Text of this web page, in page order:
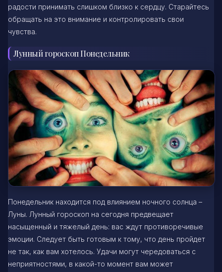
радости принимать слишком близко к сердцу. Старайтесь
обращать на это внимание и контролировать свои
чувства.
Лунный гороскоп Понедельник
Понедельник находится под влиянием ночного солнца –
Луны. Лунный гороскоп на сегодня предвещает
насыщенный и тяжелый день: вас ждут противоречивые
эмоции. Следует быть готовым к тому, что день пройдет
не так, как вам хотелось. Удачи могут чередоваться с
неприятностями, в какой-то момент вам может